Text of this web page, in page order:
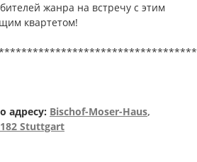
жанра на встречу с этим
квартетом!
адресу: Bischof-Moser-Haus,
Stuttgart